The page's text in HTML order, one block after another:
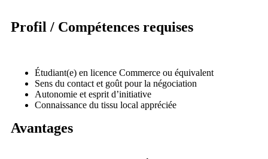
Profil / Compétences requises
Étudiant(e) en licence Commerce ou équivalent
Sens du contact et goût pour la négociation
Autonomie et esprit d’initiative
Connaissance du tissu local appréciée
Avantages